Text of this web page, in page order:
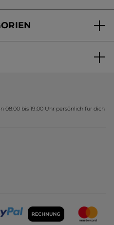
08.00 bis 19.00 Uhr persönlich für dich